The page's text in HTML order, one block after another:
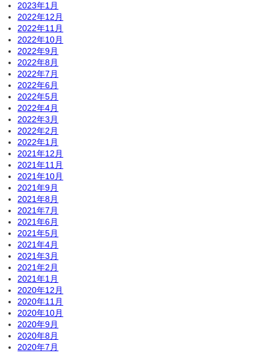
2023年1月
2022年12月
2022年11月
2022年10月
2022年9月
2022年8月
2022年7月
2022年6月
2022年5月
2022年4月
2022年3月
2022年2月
2022年1月
2021年12月
2021年11月
2021年10月
2021年9月
2021年8月
2021年7月
2021年6月
2021年5月
2021年4月
2021年3月
2021年2月
2021年1月
2020年12月
2020年11月
2020年10月
2020年9月
2020年8月
2020年7月